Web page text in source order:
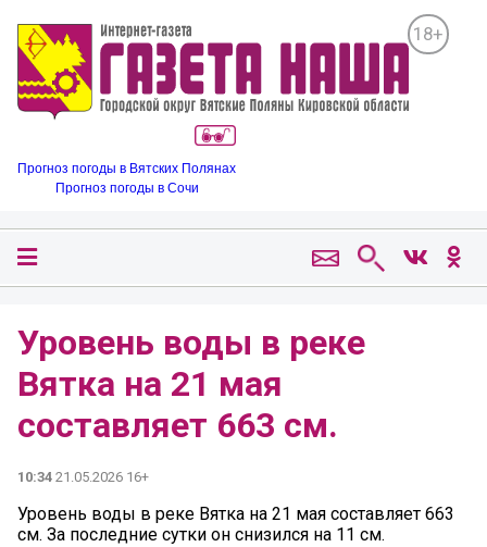
18+
Прогноз погоды в Вятских Полянах
Прогноз погоды в Сочи
Уровень воды в реке
Вятка на 21 мая
составляет 663 см.
10:34 21.05.2026 16+
Уровень воды в реке Вятка на 21 мая составляет 663
см. За последние сутки он снизился на 11 см.